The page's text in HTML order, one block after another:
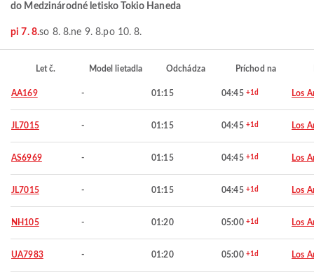
do Medzinárodné letisko Tokio Haneda
pi 7. 8.so 8. 8.ne 9. 8.po 10. 8.
Let č. Model lietadla Odchádza Príchod na
AA169 - 01:15 04:45 +1d Los
JL7015 - 01:15 04:45 +1d Los
AS6969 - 01:15 04:45 +1d Los
JL7015 - 01:15 04:45 +1d Los
NH105 - 01:20 05:00 +1d Los
UA7983 - 01:20 05:00 +1d Los